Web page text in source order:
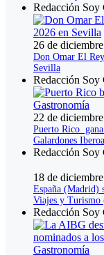
Redacción Soy
26 de
Don Omar El
Sevilla
Redacción Soy
22 de
Puerto Rico
Galardones
Redacción Soy
18 de
España (Madrid)
Viajes y
Redacción Soy